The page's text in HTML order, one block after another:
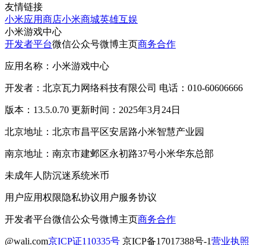
友情链接
小米应用商店小米商城英雄互娱
小米游戏中心
开发者平台微信公众号微博主页商务合作
应用名称：小米游戏中心
开发者：北京瓦力网络科技有限公司 电话：010-60606666
版本：13.5.0.70 更新时间：2025年3月24日
北京地址：北京市昌平区安居路小米智慧产业园
南京地址：南京市建邺区永初路37号小米华东总部
未成年人防沉迷系统米币
用户应用权限隐私协议用户服务协议
开发者平台微信公众号微博主页商务合作
@wali.com京ICP证110335号 京ICP备17017388号-1营业执照